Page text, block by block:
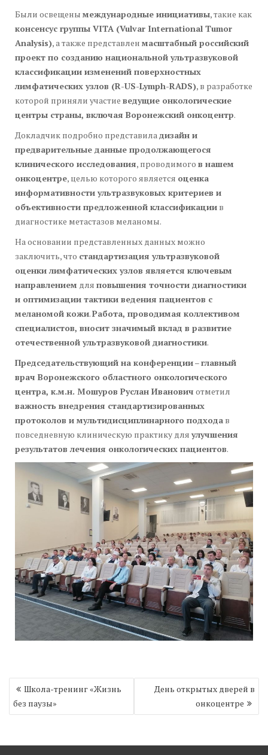
Были освещены международные инициативы, такие как
консенсус группы VITA (Vulvar International Tumor
Analysis), а также представлен масштабный российский
проект по созданию национальной ультразвуковой
классификации изменений поверхностных
лимфатических узлов (R-US-Lymph-RADS), в разработке
которой приняли участие ведущие онкологические
центры страны, включая Воронежский онкоцентр.
Докладчик подробно представила дизайн и
предварительные данные продолжающегося
клинического исследования, проводимого в нашем
онкоцентре, целью которого является оценка
информативности ультразвуковых критериев и
объективности предложенной классификации в
диагностике метастазов меланомы.
На основании представленных данных можно
заключить, что стандартизация ультразвуковой
оценки лимфатических узлов является ключевым
направлением для повышения точности диагностики
и оптимизации тактики ведения пациентов с
меланомой кожи.Работа, проводимая коллективом
специалистов, вносит значимый вклад в развитие
отечественной ультразвуковой диагностики.
Председательствующий на конференции–главный
врач Воронежского областного онкологического
центра, к.м.н. Мошуров Руслан Иванович отметил
важность внедрения стандартизированных
протоколов и мультидисциплинарного подхода в
повседневную клиническую практику для улучшения
результатов лечения онкологических пациентов.
Навигация
по
записям
Школа-тренинг «Жизнь
без паузы»
День открытых дверей в
онкоцентре